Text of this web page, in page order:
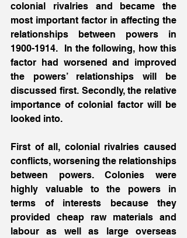
colonial rivalries and became the
most important factor in affecting the
relationships between powers in
1900-1914.  In the following, how this
factor had worsened and improved
the powers’ relationships will be
discussed first. Secondly, the relative
importance of colonial factor will be
looked into.
First of all, colonial rivalries caused
conflicts, worsening the relationships
between powers. Colonies were
highly valuable to the powers in
terms of interests because they
provided cheap raw materials and
labour as well as large overseas